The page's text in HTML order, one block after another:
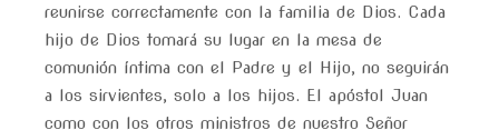
reunirse correctamente con la familia de Dios. Cada
hijo de Dios tomará su lugar en la mesa de
comunión íntima con el Padre y el Hijo, no seguirán
a los sirvientes, solo a los hijos. El apóstol Juan
como con los otros ministros de nuestro Señor